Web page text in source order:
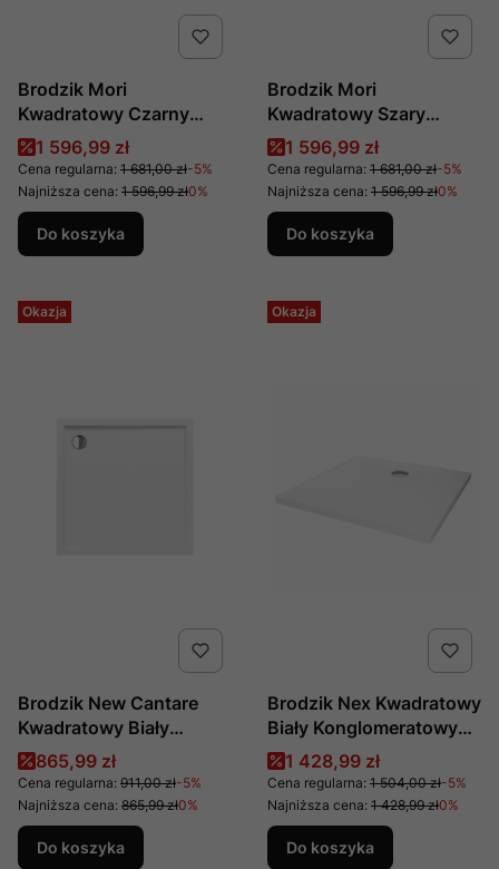
Brodzik Mori
Kwadratowy Czarny
Konglomeratowy
90x90x3, Producent:
New Trendy, Numer Kat:
B-0402
Cena promocyjna
1 596,99 zł
Cena regularna: 1 681,00 zł-5%
Najniższa cena: 1 596,99 zł0%
Do koszyka
Brodzik Mori
Kwadratowy Szary
Konglomeratowy
90x90x3, Producent:
New Trendy, Numer Kat:
B-0395
Cena promocyjna
1 596,99 zł
Cena regularna: 1 681,00 zł-5%
Najniższa cena: 1 596,99 zł0%
Do koszyka
Okazja
Brodzik New Cantare
Kwadratowy Biały
Akrylowy 90x90x4,5,
Producent: New Trendy,
Numer Kat: B-0421
Cena promocyjna
865,99 zł
Cena regularna: 911,00 zł-5%
Najniższa cena: 865,99 zł0%
Do koszyka
Okazja
Brodzik Nex Kwadratowy
Biały Konglomeratowy
90x90x3,5, Producent:
New Trendy, Numer Kat:
B-0454
Cena promocyjna
1 428,99 zł
Cena regularna: 1 504,00 zł-5%
Najniższa cena: 1 428,99 zł0%
Do koszyka